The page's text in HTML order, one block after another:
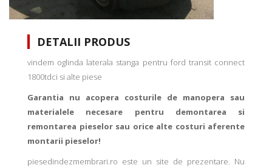
DETALII PRODUS
vindem oglinda laterala stanga pentru ford transit connect
1800tdci si alte piese
Garantia nu acopera costurile de manopera sau
materialele necesare pentru demontarea si
remontarea pieselor sau orice alte costuri aferente
montarii pieselor!
piesedindezmembrari.ro este un site de prezentare. Nu